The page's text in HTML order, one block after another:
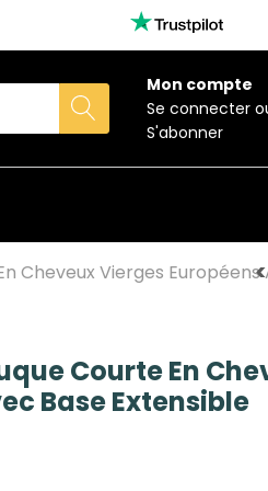
Mon compte
Se connecter
S'abonner
Cheveux Vierges
Courte En
Base Extensible